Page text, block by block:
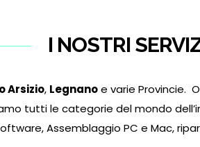
I NOSTRI
Arsizio, Legnanoe varie Provincie.
tutti le categorie del mondo
Assemblaggio PC e Mac,